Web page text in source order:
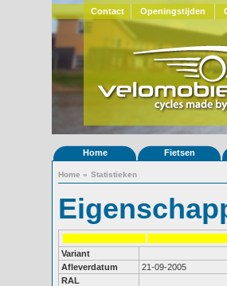
Contact Openingstijden
Home Fietsen
Home » Statistieken
Variant
Afleverdatum
21-09-2005
RAL